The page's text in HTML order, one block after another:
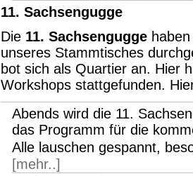
11. Sachsengugge
Die 11. Sachsenguggehaben
unseres Stammtisches
bot sich als Quartier an. Hier
Workshops stattgefunden.
Abends wird die 11.
das Programm für die
Alle lauschen gespannt,
[mehr..]